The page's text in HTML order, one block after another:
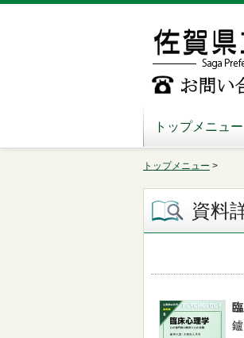
トップメニュー
トップメニュー >
資料